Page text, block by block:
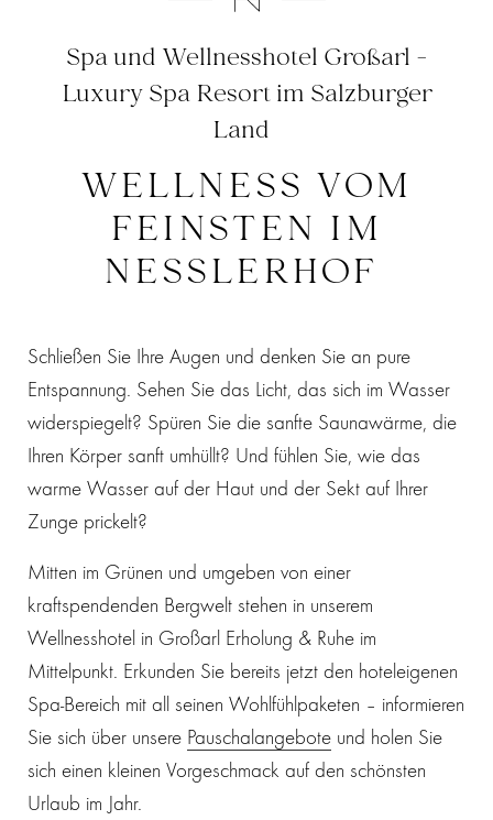
WELLNESS VOM
FEINSTEN IM
NESSLERHOF
Spa und Wellnesshotel Großarl -
Luxury Spa Resort im Salzburger
Land
Schließen Sie Ihre Augen und denken Sie an pure
Entspannung. Sehen Sie das Licht, das sich im Wasser
widerspiegelt? Spüren Sie die sanfte Saunawärme, die
Ihren Körper sanft umhüllt? Und fühlen Sie, wie das
warme Wasser auf der Haut und der Sekt auf Ihrer
Zunge prickelt?
Mitten im Grünen und umgeben von einer
kraftspendenden Bergwelt stehen in unserem
Wellnesshotel in Großarl Erholung & Ruhe im
Mittelpunkt. Erkunden Sie bereits jetzt den hoteleigenen
Spa-Bereich mit all seinen Wohlfühlpaketen – informieren
Sie sich über unsere Pauschalangebote und holen Sie
sich einen kleinen Vorgeschmack auf den schönsten
Urlaub im Jahr.